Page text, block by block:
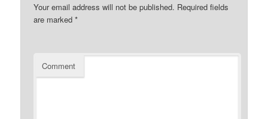
Your email address will not be published. Required fields
are marked*
Comment